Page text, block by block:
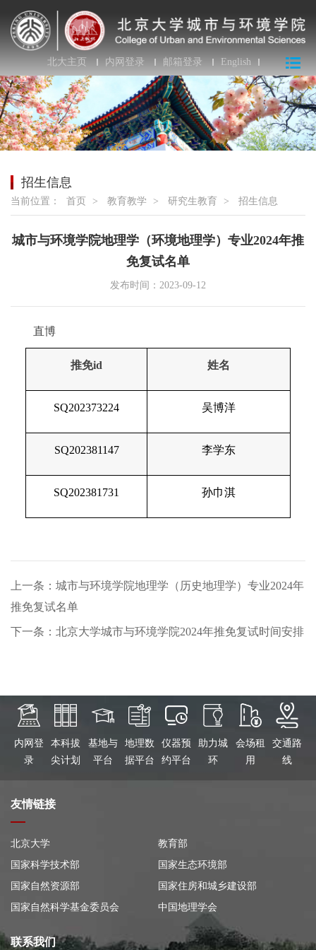
北大主页 内网登录 邮箱登录 English
招生信息
当前位置： 首页 > 教育教学 > 研究生教育 > 招生信息
城市与环境学院地理学（环境地理学）专业2024年推
免复试名单
发布时间：2023-09-12
直博
推免id 姓名
SQ202373224 吴博洋
SQ202381147 李学东
SQ202381731 孙巾淇
上一条：城市与环境学院地理学（历史地理学）专业2024年
推免复试名单
下一条：北京大学城市与环境学院2024年推免复试时间安排
内网登
录
本科拔
尖计划
基地与
平台
地理数
据平台
仪器预
约平台
助力城
环
会场租
用
交通路
线
友情链接
北京大学
教育部
国家科学技术部
国家生态环境部
国家自然资源部
国家住房和城乡建设部
国家自然科学基金委员会
中国地理学会
联系我们